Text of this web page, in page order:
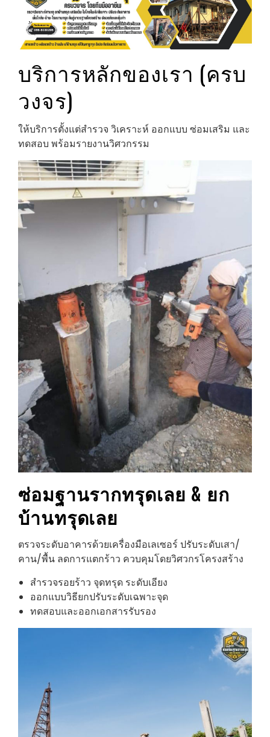
บริการหลักของเรา (ครบ
วงจร)
ให้บริการตั้งแต่สำรวจ วิเคราะห์ ออกแบบ ซ่อมเสริม และ
ทดสอบ พร้อมรายงานวิศวกรรม
ซ่อมฐานรากทรุดเลย & ยก
บ้านทรุดเลย
ตรวจระดับอาคารด้วยเครื่องมือเลเซอร์ ปรับระดับเสา/
คาน/พื้น ลดการแตกร้าว ควบคุมโดยวิศวกรโครงสร้าง
สำรวจรอยร้าว จุดทรุด ระดับเอียง
ออกแบบวิธียกปรับระดับเฉพาะจุด
ทดสอบและออกเอกสารรับรอง